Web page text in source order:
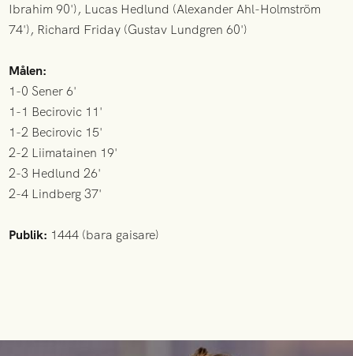
Ibrahim 90'), Lucas Hedlund (Alexander Ahl-Holmström
74'), Richard Friday (Gustav Lundgren 60')
Målen:
1-0 Sener 6'
1-1 Becirovic 11'
1-2 Becirovic 15'
2-2 Liimatainen 19'
2-3 Hedlund 26'
2-4 Lindberg 37'
Publik: 1444 (bara gaisare)